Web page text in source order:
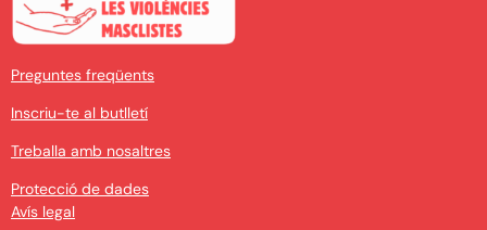
Preguntes freqüents
Inscriu-te al butlletí
Treballa amb nosaltres
Protecció de dades
Avís legal